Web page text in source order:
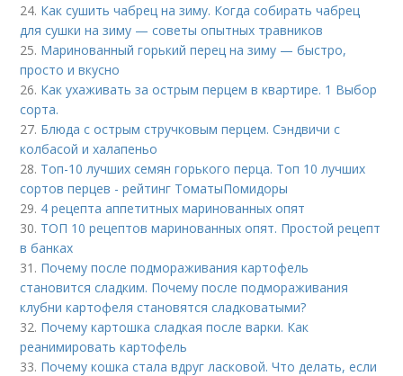
24. Как сушить чабрец на зиму. Когда собирать чабрец
для сушки на зиму — советы опытных травников
25. Маринованный горький перец на зиму — быстро,
просто и вкусно
26. Как ухаживать за острым перцем в квартире. 1 Выбор
сорта.
27. Блюда с острым стручковым перцем. Сэндвичи с
колбасой и халапеньо
28. Топ-10 лучших семян горького перца. Топ 10 лучших
сортов перцев - рейтинг ТоматыПомидоры
29. 4 рецепта аппетитных маринованных опят
30. ТОП 10 рецептов маринованных опят. Простой рецепт
в банках
31. Почему после подмораживания картофель
становится сладким. Почему после подмораживания
клубни картофеля становятся сладковатыми?
32. Почему картошка сладкая после варки. Как
реанимировать картофель
33. Почему кошка стала вдруг ласковой. Что делать, если